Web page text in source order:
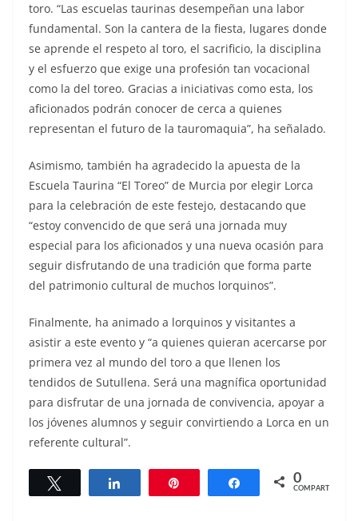
toro. “Las escuelas taurinas desempeñan una labor
fundamental. Son la cantera de la fiesta, lugares donde
se aprende el respeto al toro, el sacrificio, la disciplina
y el esfuerzo que exige una profesión tan vocacional
como la del toreo. Gracias a iniciativas como esta, los
aficionados podrán conocer de cerca a quienes
representan el futuro de la tauromaquia”, ha señalado.
Asimismo, también ha agradecido la apuesta de la
Escuela Taurina “El Toreo” de Murcia por elegir Lorca
para la celebración de este festejo, destacando que
“estoy convencido de que será una jornada muy
especial para los aficionados y una nueva ocasión para
seguir disfrutando de una tradición que forma parte
del patrimonio cultural de muchos lorquinos”.
Finalmente, ha animado a lorquinos y visitantes a
asistir a este evento y “a quienes quieran acercarse por
primera vez al mundo del toro a que llenen los
tendidos de Sutullena. Será una magnífica oportunidad
para disfrutar de una jornada de convivencia, apoyar a
los jóvenes alumnos y seguir convirtiendo a Lorca en un
referente cultural”.
Twittear Compartir Compartir
0
COMPARTIR